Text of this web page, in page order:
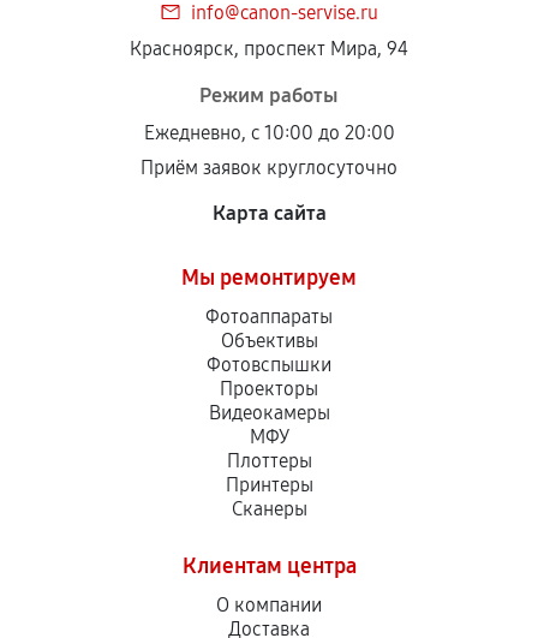
info@canon-servise.ru
Красноярск, проспект Мира, 94
Режим работы
Ежедневно, с 10:00 до 20:00
Приём заявок круглосуточно
Карта сайта
Мы ремонтируем
Фотоаппараты
Объективы
Фотовспышки
Проекторы
Видеокамеры
МФУ
Плоттеры
Принтеры
Сканеры
Клиентам центра
О компании
Доставка